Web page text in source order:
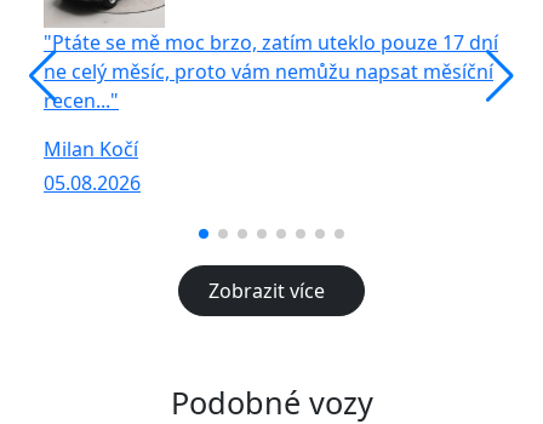
"Ptáte se mě moc brzo, zatím uteklo pouze 17 dní
ne celý měsíc, proto vám nemůžu napsat měsíční
recen..."
Milan Kočí
05.08.2026
Zobrazit více
Podobné vozy